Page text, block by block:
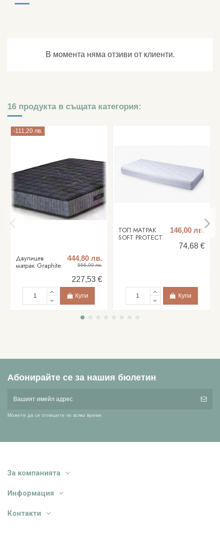
В момента няма отзиви от клиенти.
16 продукта в същата категория:
-111,20 лв.
Двулицев
матрак Graphite
444,80 лв.
556,00 лв.
227,53 €
Купи
ТОП МАТРАК
SOFT PROTECT
146,00 лв.
74,68 €
Купи
Абонирайте се за нашия бюлетин
Можете да се отпишете по всяко време.
За компанията
Информация
Контакти